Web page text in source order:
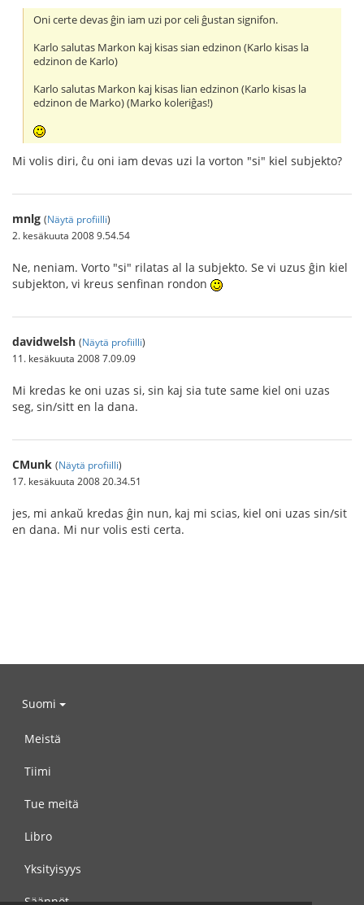
Oni certe devas ĝin iam uzi por celi ĝustan signifon.
Karlo salutas Markon kaj kisas sian edzinon (Karlo kisas la
edzinon de Karlo)
Karlo salutas Markon kaj kisas lian edzinon (Karlo kisas la
edzinon de Marko) (Marko koleriĝas!)
Mi volis diri, ĉu oni iam devas uzi la vorton "si" kiel subjekto?
mnlg (Näytä profiilli)
2. kesäkuuta 2008 9.54.54
Ne, neniam. Vorto "si" rilatas al la subjekto. Se vi uzus ĝin kiel
subjekton, vi kreus senfinan rondon
davidwelsh (Näytä profiilli)
11. kesäkuuta 2008 7.09.09
Mi kredas ke oni uzas si, sin kaj sia tute same kiel oni uzas
seg, sin/sitt en la dana.
CMunk (Näytä profiilli)
17. kesäkuuta 2008 20.34.51
jes, mi ankaŭ kredas ĝin nun, kaj mi scias, kiel oni uzas sin/sit
en dana. Mi nur volis esti certa.
Suomi
Meistä
Tiimi
Tue meitä
Libro
Yksityisyys
Säännöt